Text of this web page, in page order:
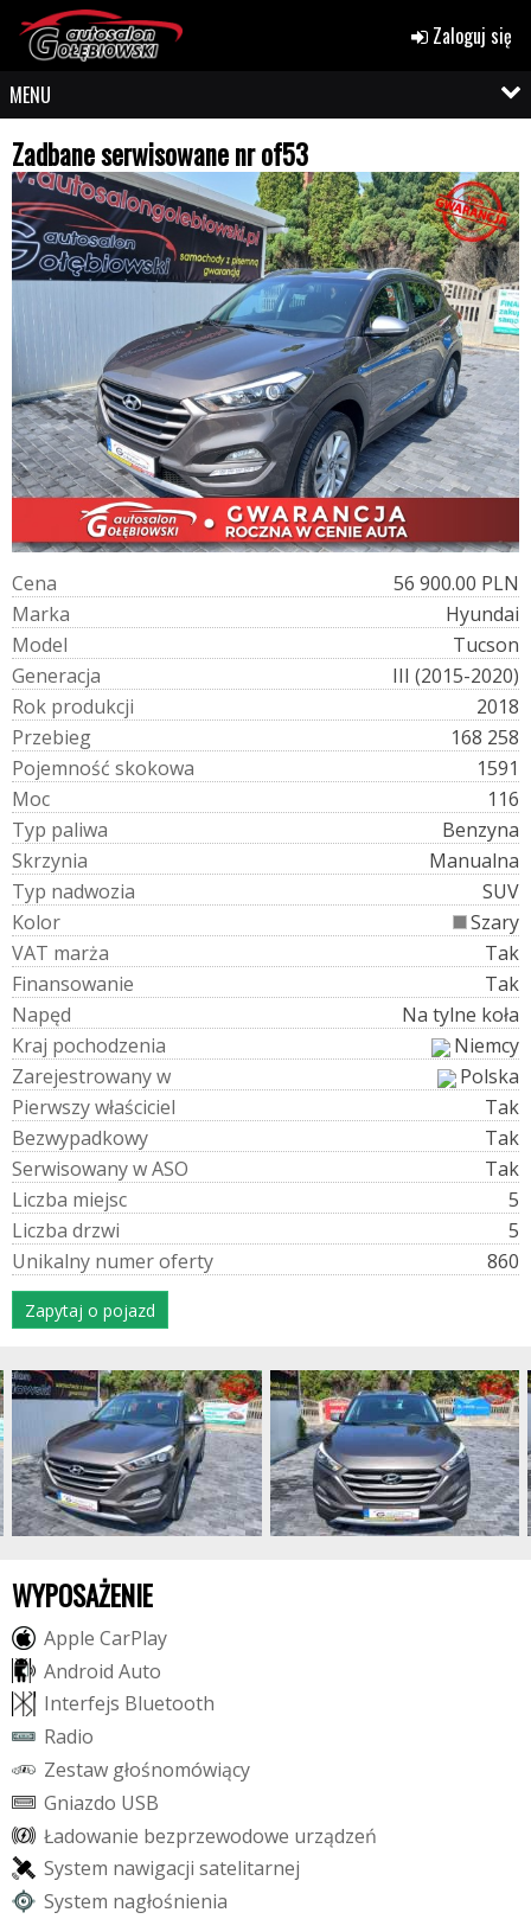
Zaloguj się
MENU
Zadbane serwisowane nr of53
Cena
56 900.00 PLN
Marka
Hyundai
Model
Tucson
Generacja
III (2015-2020)
Rok produkcji
2018
Przebieg
168 258
Pojemność skokowa
1591
Moc
116
Typ paliwa
Benzyna
Skrzynia
Manualna
Typ nadwozia
SUV
Kolor
Szary
VAT marża
Tak
Finansowanie
Tak
Napęd
Na tylne koła
Kraj pochodzenia
Niemcy
Zarejestrowanyw
Polska
Pierwszywłaściciel
Tak
Bezwypadkowy
Tak
SerwisowanywASO
Tak
Liczba miejsc
5
Liczba drzwi
5
Unikalny numeroferty 860
Zapytaj o pojazd
WYPOSAŻENIE
Apple CarPlay
Android Auto
Interfejs Bluetooth
Radio
Zestaw głośnomówiący
Gniazdo USB
Ładowanie bezprzewodowe urządzeń
System nawigacji satelitarnej
System nagłośnienia